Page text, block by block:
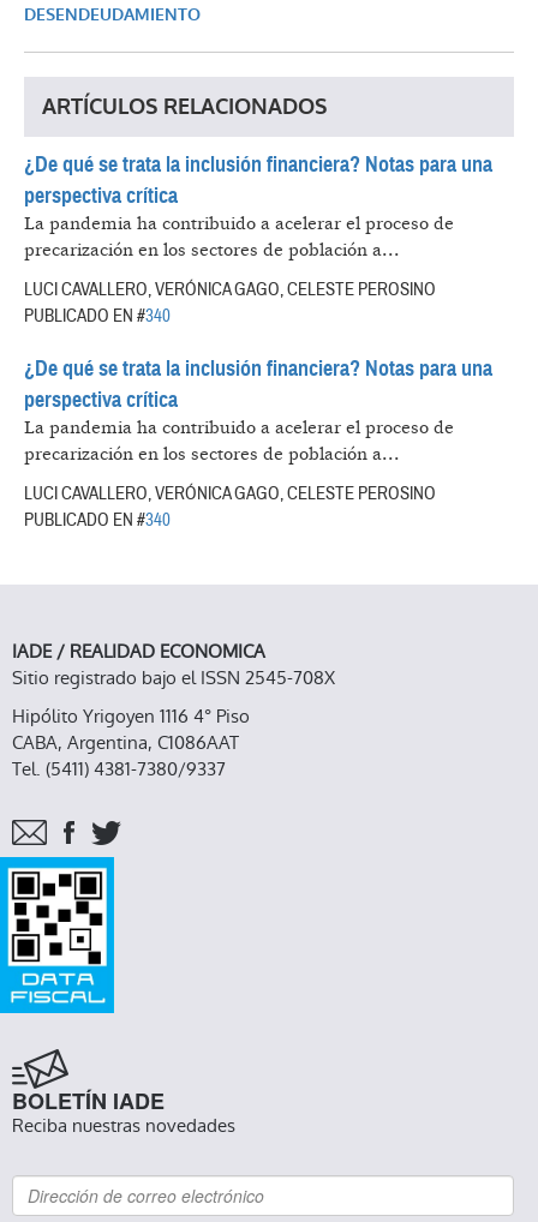
DESENDEUDAMIENTO
ARTÍCULOS RELACIONADOS
¿De qué se trata la inclusión financiera? Notas para una
perspectiva crítica
La pandemia ha contribuido a acelerar el proceso de
precarización en los sectores de población a...
LUCI CAVALLERO, VERÓNICA GAGO, CELESTE PEROSINO
PUBLICADO EN #340
¿De qué se trata la inclusión financiera? Notas para una
perspectiva crítica
La pandemia ha contribuido a acelerar el proceso de
precarización en los sectores de población a...
LUCI CAVALLERO, VERÓNICA GAGO, CELESTE PEROSINO
PUBLICADO EN #340
IADE / REALIDAD ECONOMICA
Sitio registrado bajo el ISSN 2545-708X
Hipólito Yrigoyen 1116 4° Piso
CABA, Argentina, C1086AAT
Tel. (5411) 4381-7380/9337
BOLETÍN IADE
Reciba nuestras novedades